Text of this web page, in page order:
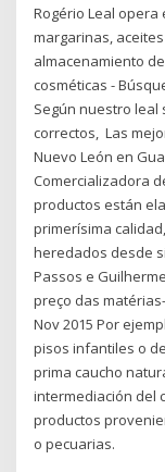
Rogério Leal
margarinas,
almacenamiento
cosméticas -
Según nuestro
correctos, Las
Nuevo León en
Comercializadora
productos están
primerísima
heredados desde
Passos e
preço das
Nov 2015 Por
pisos infantiles o
prima caucho
intermediación del
productos
o pecuarias.